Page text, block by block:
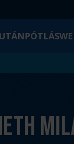
UTÁNPÓTLÁS